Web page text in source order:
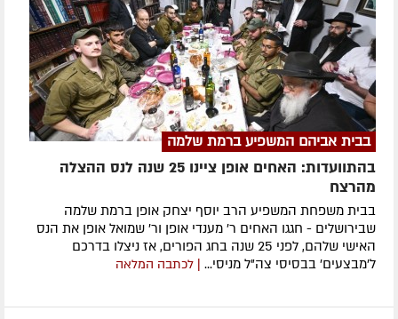
בבית אביהם המשפיע ברמת שלמה
בהתוועדות: האחים אופן ציינו 25 שנה לנס ההצלה
מהרצח
בבית משפחת המשפיע הרב יוסף יצחק אופן ברמת שלמה
שבירושלים - חגגו האחים ר' מענדי אופן ור' שמואל אופן את הנס
האישי שלהם, לפני 25 שנה בחג הפורים, אז ניצלו בדרכם
ל'מבצעים' בבסיסי צה"ל מניסי... | לכתבה המלאה